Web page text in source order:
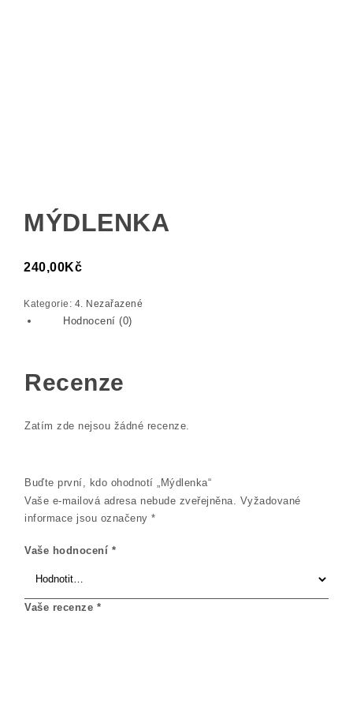
MÝDLENKA
240,00Kč
Kategorie: 4. Nezařazené
Hodnocení (0)
Recenze
Zatím zde nejsou žádné recenze.
Buďte první, kdo ohodnotí „Mýdlenka“
Vaše e-mailová adresa nebude zveřejněna.
Vyžadované
informace jsou označeny *
Vaše hodnocení *
Vaše recenze *